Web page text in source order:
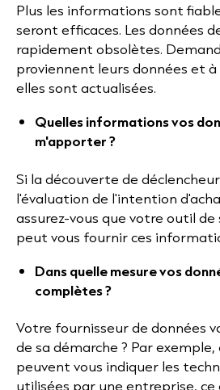
Plus les informations sont
seront efficaces. Les données
rapidement obsolètes.
proviennent leurs données et
elles sont actualisées.
Quelles informations vos
m'apporter ?
Si la découverte de
l'évaluation de l'intention
assurez-vous que votre outil
peut vous fournir ces
Dans quelle mesure vos
complètes ?
Votre fournisseur de données
de sa démarche ? Par
peuvent vous indiquer les
utilisées par une entreprise,